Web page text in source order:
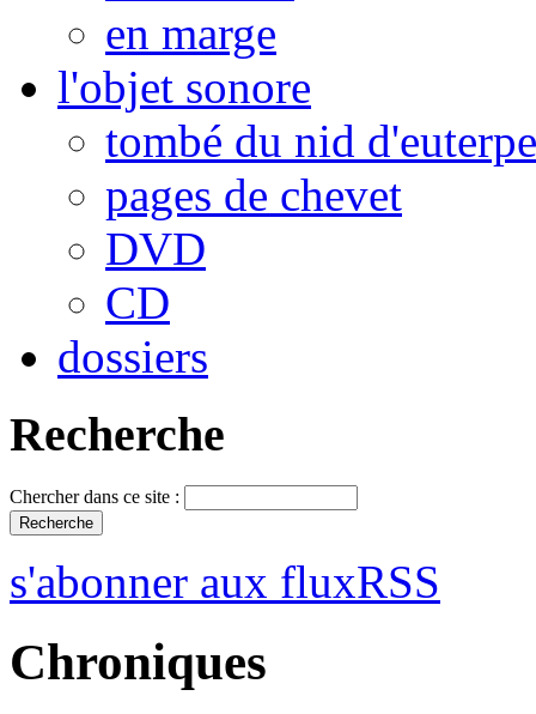
en marge
l'objet sonore
tombé du nid d'euterpe
pages de chevet
DVD
CD
dossiers
Recherche
Chercher dans ce site :
s'abonner aux fluxRSS
Chroniques